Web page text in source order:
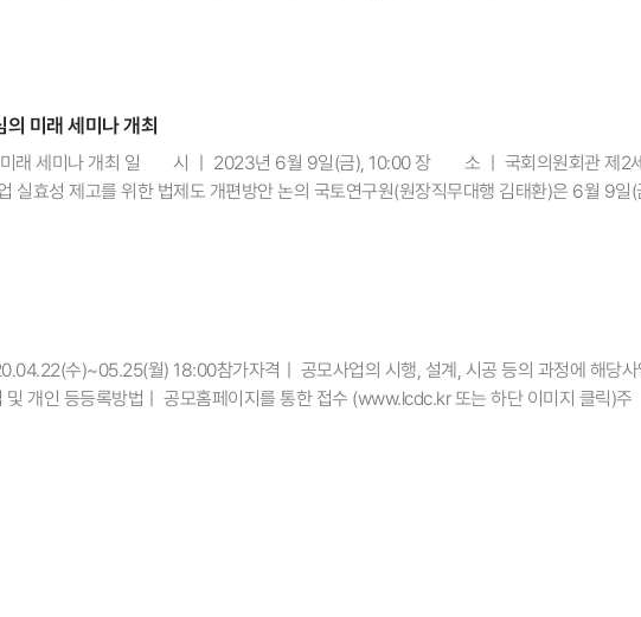
대한 전략은 부재한 실정이다. □ 국토연구원(원장 심교언) 도시연구본부 박정은 연구위
하는 경우 전략계획수립권자 또는 구청장 등에게 혁신지구 지정 제안 추가 ◦(사업시행자 확
대 ◦(일반재산 수탁기관 확대) 「공유재산법」 시행령 제48조의2 개정을 통해 공유지에
인 신설) 국비지원 공모유형, 혁신지구계획 수립 가이드라인 등 신설
의 미래 세미나 개최
의 미래 세미나 개최 일 시 ㅣ 2023년 6월 9일(금), 10:00 장 소 ㅣ 국회의원회관
실효성 제고를 위한 법제도 개편방안 논의 국토연구원(원장직무대행 김태환)은 6월 9일(
도 개선 방안과 부산 원도심의 미래 세미나를 개최했다. 이번 세미나는 도시재생법 제정
대행, 박정은 도시재생연구센터 센터장 등 10인이 참석했다. 안병길 국회의원은 “올해로
, 공공영역에만 의존하던 기존의 도시재생사업에 민간의 창의성과 활력을 불어넣을 수
심 내의 특수성을 고려하여 정부와 지자체가 맞춤형 지원을 할 수 있도록 제도 개선 방안
감사”를 전하고 “이번 세미나를 통해 논의된 내용이 입법에 많은 참고가 되길 바란다”고
도시재생사업을 진행하고 있는 실무자의 애로사항 및 개도 개선을 위한 정책 현안에 대
수)~05.25(월) 18:00참가자격ㅣ 공모사업의 시행, 설계, 시공 등의 과정에 해당
및 개인 등등록방법ㅣ 공모홈페이지를 통한 접수 (www.lcdc.kr 또는 하단 이미지 클릭
회, 한국도시설계학회, 한국경관학회, 한국공공디자인학회, 대한건축학회, 대한토목